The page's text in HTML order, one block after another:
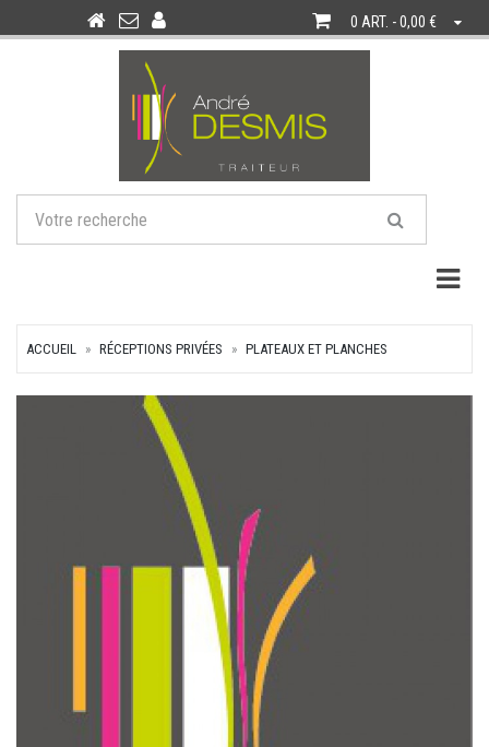
0 ART. - 0,00 €
ACCUEIL RÉCEPTIONS PRIVÉES PLATEAUX ET PLANCHES